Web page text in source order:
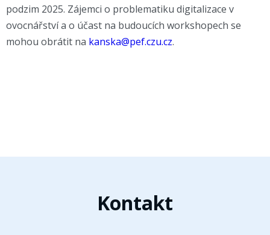
podzim 2025. Zájemci o problematiku digitalizace v
ovocnářství a o účast na budoucích workshopech se
mohou obrátit na kanska@pef.czu.cz.
Kontakt